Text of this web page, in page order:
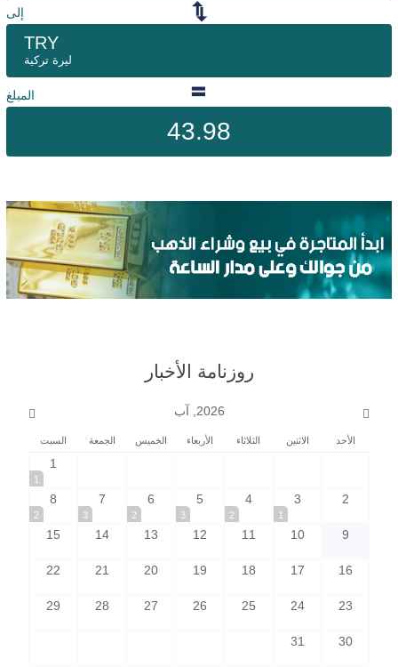
إلى
TRY
ليرة تركية
المبلغ
43.98
روزنامة الأخبار
2026, آب
الأحد الاثنين الثلاثاء الأربعاء الخميس الجمعة السبت
1
1
2
3
1
4
2
5
3
6
2
7
3
8
2
9
10
11
12
13
14
15
16
17
18
19
20
21
22
23
24
25
26
27
28
29
30
31